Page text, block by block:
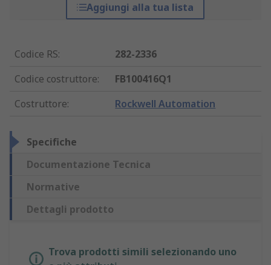
Aggiungi alla tua lista
Codice RS:
282-2336
Codice costruttore:
FB100416Q1
Costruttore: Rockwell Automation
Specifiche
Documentazione Tecnica
Normative
Dettagli prodotto
Trova prodotti simili selezionando uno